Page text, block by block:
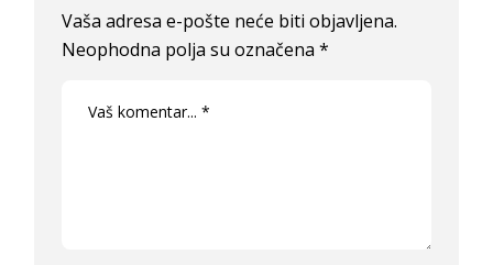
Vaša adresa e-pošte neće biti objavljena.
Neophodna polja su označena*